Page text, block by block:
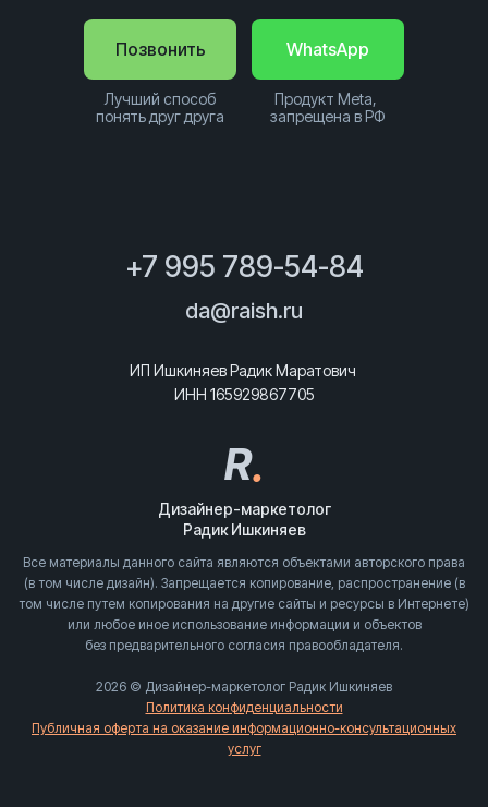
Позвонить
Лучший способ
понять друг друга
WhatsApp
Продукт Meta,
запрещена в РФ
+7 995 789-54-84
da@raish.ru
ИП Ишкиняев Радик Маратович
ИНН 165929867705
R.
Дизайнер-маркетолог
Радик Ишкиняев
Все материалы данного сайта являются объектами авторского права
(в том числе дизайн). Запрещается копирование, распространение (в
том числе путем копирования на другие сайты и ресурсы в Интернете)
или любое иное использование информации и объектов
без предварительного согласия правообладателя.
2026 © Дизайнер-маркетолог Радик Ишкиняев
Политика конфиденциальности
Публичная оферта на оказание информационно-консультационных
услуг